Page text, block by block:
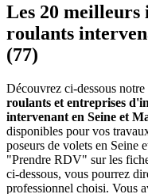
Les 20 meilleurs
roulants
(77)
Découvrez ci-dessous notre
roulants et entreprises
intervenant en Seine et
disponibles pour vos
poseurs de volets en Seine
"Prendre RDV" sur les
ci-dessous, vous pourrez
professionnel choisi. Vous